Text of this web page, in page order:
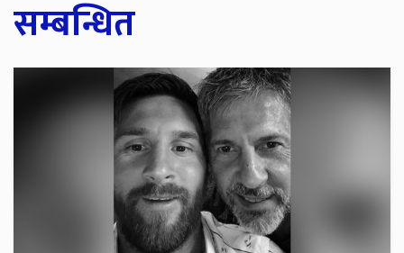
सम्बन्धित